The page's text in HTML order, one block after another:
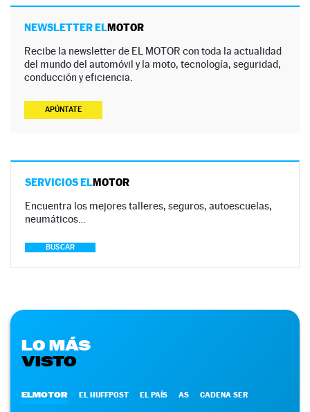
NEWSLETTER ELMOTOR
Recibe la newsletter de EL MOTOR con toda la actualidad
del mundo del automóvil y la moto, tecnología, seguridad,
conducción y eficiencia.
APÚNTATE
SERVICIOS ELMOTOR
Encuentra los mejores talleres, seguros, autoescuelas,
neumáticos…
BUSCAR
LO MÁS
VISTO
ELMOTOR EL HUFFPOST EL PAÍS AS CADENA SER